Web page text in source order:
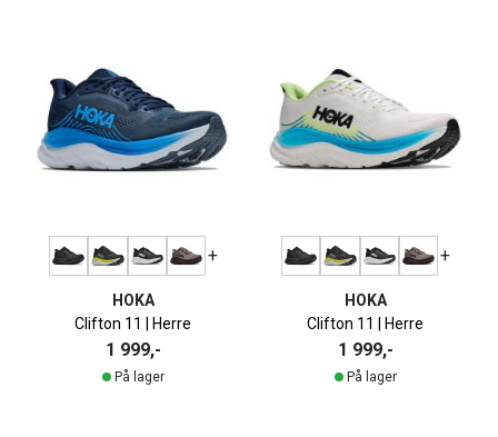
+
HOKA
Clifton 11 | Herre
1 999,-
På lager
+
HOKA
Clifton 11 | Herre
1 999,-
På lager